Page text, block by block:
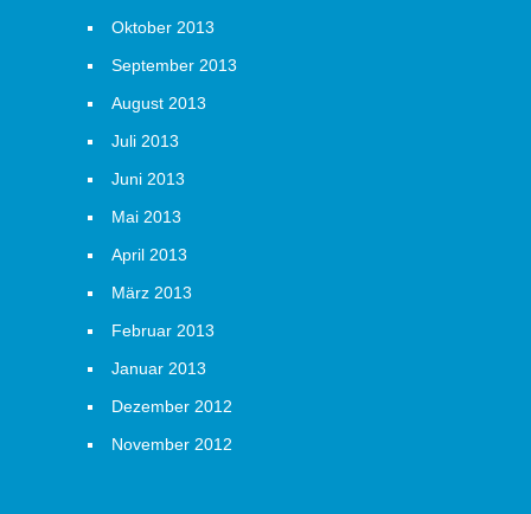
Oktober 2013
September 2013
August 2013
Juli 2013
Juni 2013
Mai 2013
April 2013
März 2013
Februar 2013
Januar 2013
Dezember 2012
November 2012